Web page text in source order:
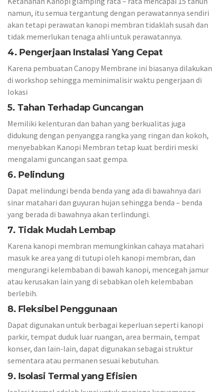
namun, itu semua tergantung dengan perawatannya sendiri
akan tetapi perawatan kanopi membran tidaklah susah dan
tidak memerlukan tenaga ahli untuk perawatannya.
4. Pengerjaan Instalasi Yang Cepat
Karena pembuatan Canopy Membrane ini biasanya dilakukan
di workshop sehingga meminimalisir waktu pengerjaan di
lokasi
5. Tahan Terhadap Guncangan
Memiliki kelenturan dan bahan yang berkualitas juga
didukung dengan penyangga rangka yang ringan dan kokoh,
menyebabkan Kanopi Membran tetap kuat berdiri meski
mengalami guncangan saat gempa.
6. Pelindung
Dapat melindungi benda benda yang ada di bawahnya dari
sinar matahari dan guyuran hujan sehingga benda – benda
yang berada di bawahnya akan terlindungi.
7. Tidak Mudah Lembap
Karena kanopi membran memungkinkan cahaya matahari
masuk ke area yang di tutupi oleh kanopi membran, dan
mengurangi kelembaban di bawah kanopi, mencegah jamur
atau kerusakan lain yang di sebabkan oleh kelembaban
berlebih.
8. Fleksibel Penggunaan
Dapat digunakan untuk berbagai keperluan seperti kanopi
parkir, tempat duduk luar ruangan, area bermain, tempat
konser, dan lain-lain, dapat digunakan sebagai struktur
sementara atau permanen sesuai kebutuhan.
9. Isolasi Termal yang Efisien